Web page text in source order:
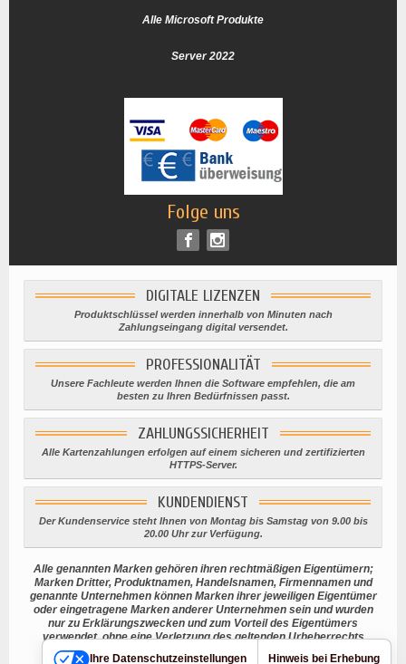
Alle Microsoft Produkte
Server 2022
Folge uns
DIGITALE LIZENZEN
Produktschlüssel werden innerhalb von Minuten nach
Zahlungseingang digital versendet.
PROFESSIONALITÄT
Unsere Fachleute werden Ihnen die Software empfehlen, die am
besten zu Ihren Bedürfnissen passt.
ZAHLUNGSSICHERHEIT
Alle Kartenzahlungen erfolgen auf einem sicheren und zertifizierten
HTTPS-Server.
KUNDENDIENST
Der Kundenservice steht Ihnen von Montag bis Samstag von 9.00 bis
20.00 Uhr zur Verfügung.
Alle genannten Marken gehören ihren rechtmäßigen Eigentümern;
Marken Dritter, Produktnamen, Handelsnamen, Firmennamen und
genannte Unternehmen können Marken ihrer jeweiligen Eigentümer
oder eingetragene Marken anderer Unternehmen sein und wurden
nur zu Erklärungszwecken und zum Vorteil des Eigentümers
verwendet, ohne eine Verletzung des geltenden Urheberrechts
Ihre Datenschutzeinstellungen Hinweis bei Erhebung